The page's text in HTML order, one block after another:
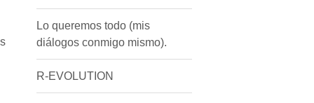
Lo queremos todo (mis
diálogos conmigo mismo).
R-EVOLUTION